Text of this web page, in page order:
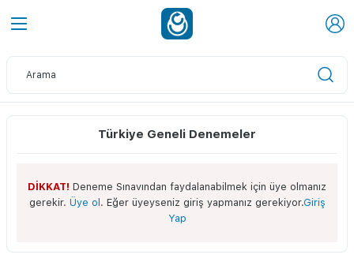
Türkiye Geneli Denemeler
DİKKAT! Deneme Sınavından faydalanabilmek için üye olmanız
gerekir. Üye ol . Eğer üyeyseniz giriş yapmanız gerekiyor.Giriş
Yap